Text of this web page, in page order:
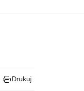
Drukuj